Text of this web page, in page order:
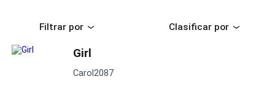
Filtrar por Clasificar por
Girl
Carol2087